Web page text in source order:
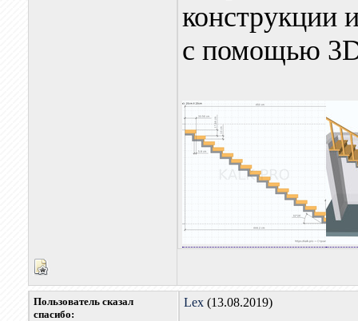
конструкции
с помощью
Пользователь сказал
cпасибо:
Lex(13.08.2019)